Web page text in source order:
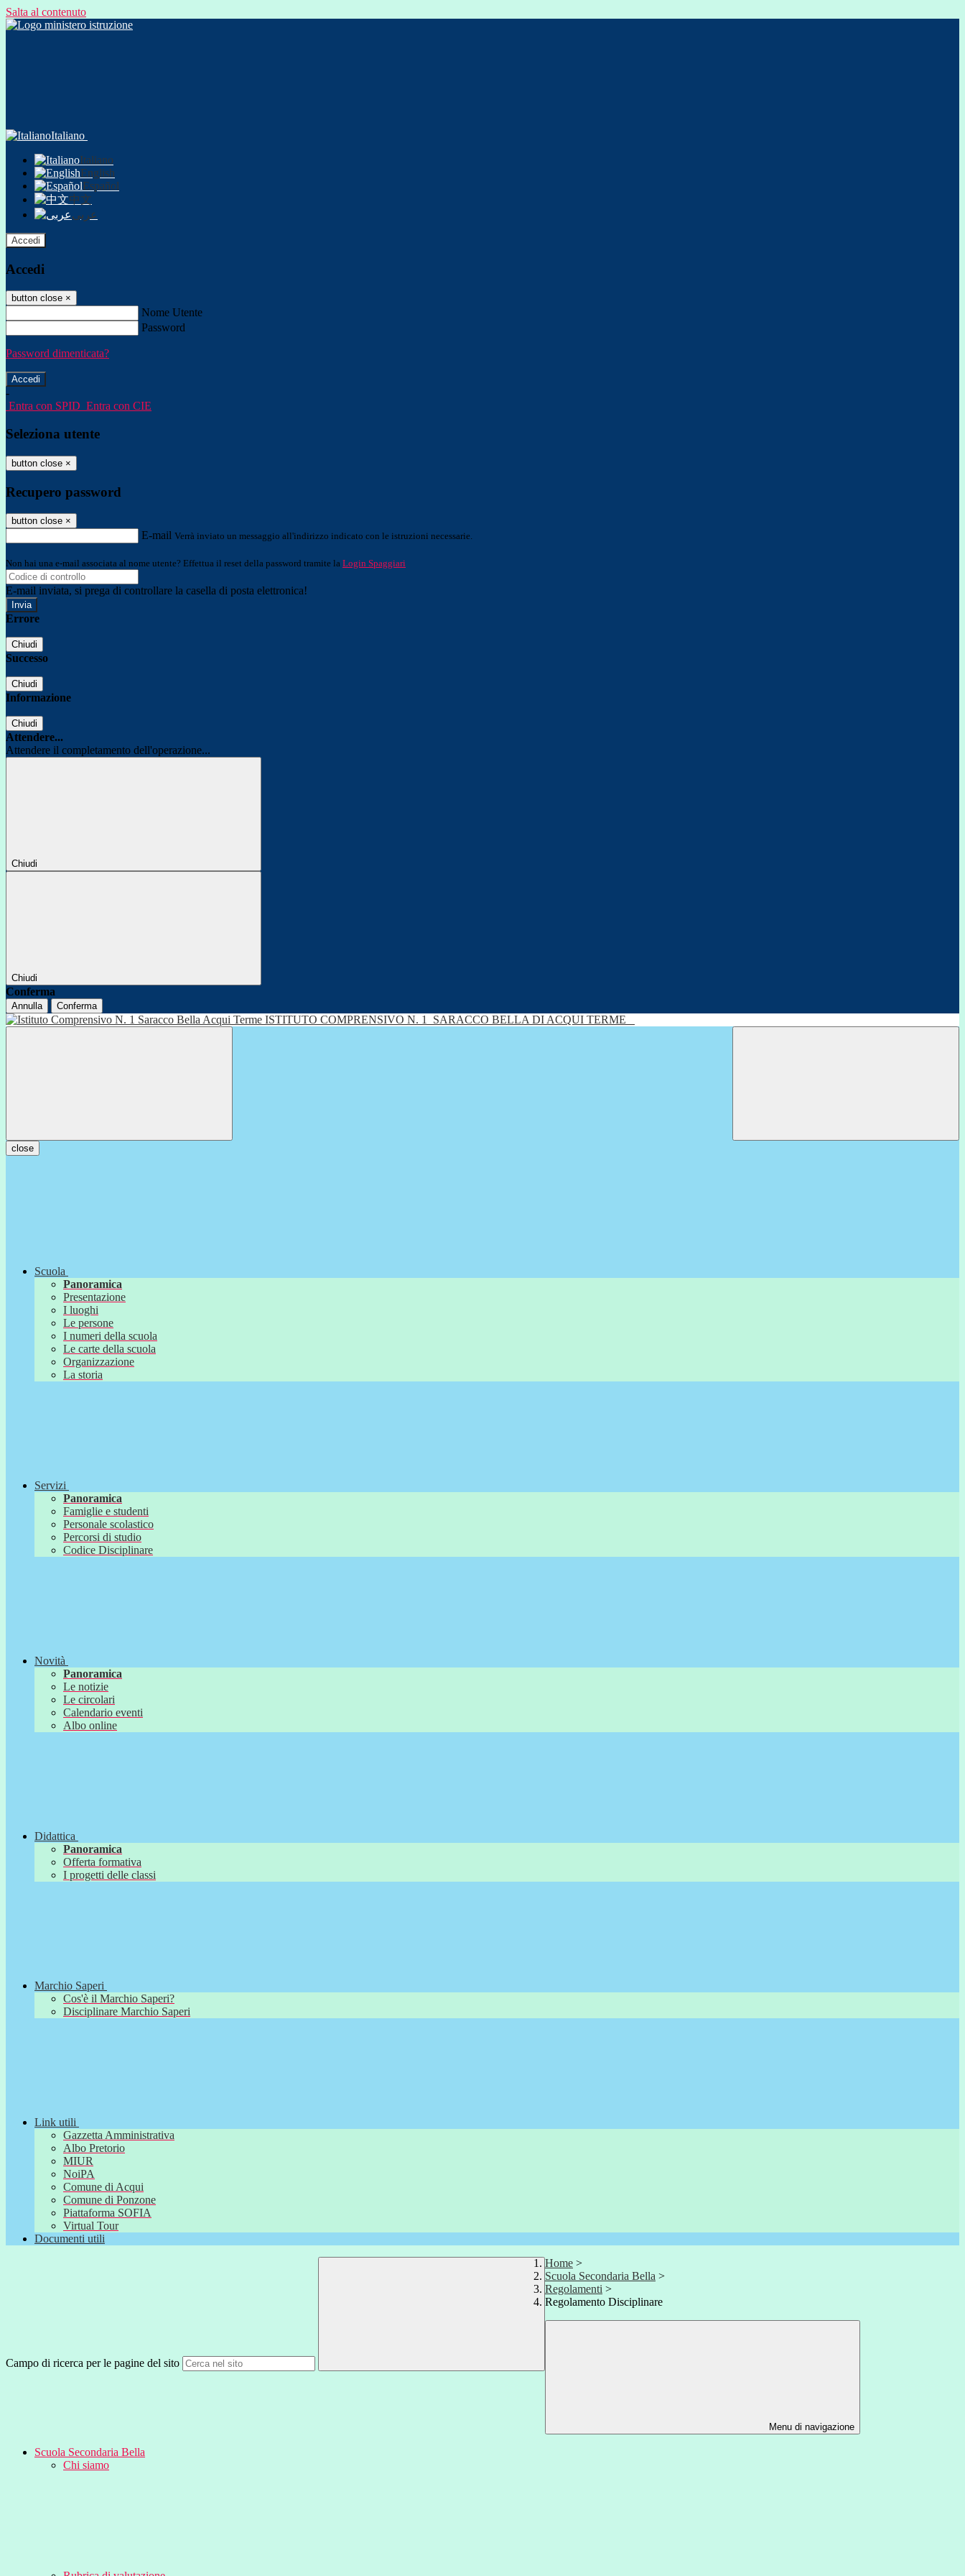
Salta al contenuto
Italiano
Italiano
English
Español
中文
عربى
Accedi
Accedi
button close ×
Nome Utente
Password
Password dimenticata?
-
Entra con SPID Entra con CIE
Seleziona utente
button close ×
Recupero password
button close ×
E-mail Verrà inviato un messaggio all'indirizzo indicato con le istruzioni necessarie.
Non hai una e-mail associata al nome utente? Effettua il reset della password tramite la Login Spaggiari
E-mail inviata, si prega di controllare la casella di posta elettronica!
Errore
Chiudi
Successo
Chiudi
Informazione
Chiudi
Attendere...
Attendere il completamento dell'operazione...
Chiudi
Chiudi
Conferma
Annulla Conferma
ISTITUTO COMPRENSIVO N. 1 SARACCO BELLA DI ACQUI TERME
close
Scuola
Panoramica
Presentazione
I luoghi
Le persone
I numeri della scuola
Le carte della scuola
Organizzazione
La storia
Servizi
Panoramica
Famiglie e studenti
Personale scolastico
Percorsi di studio
Codice Disciplinare
Novità
Panoramica
Le notizie
Le circolari
Calendario eventi
Albo online
Didattica
Panoramica
Offerta formativa
I progetti delle classi
Marchio Saperi
Cos'è il Marchio Saperi?
Disciplinare Marchio Saperi
Link utili
Gazzetta Amministrativa
Albo Pretorio
MIUR
NoiPA
Comune di Acqui
Comune di Ponzone
Piattaforma SOFIA
Virtual Tour
Documenti utili
Campo di ricerca per le pagine del sito
Home >
Scuola Secondaria Bella >
Regolamenti >
Regolamento Disciplinare
Menu di navigazione
Scuola Secondaria Bella
Chi siamo